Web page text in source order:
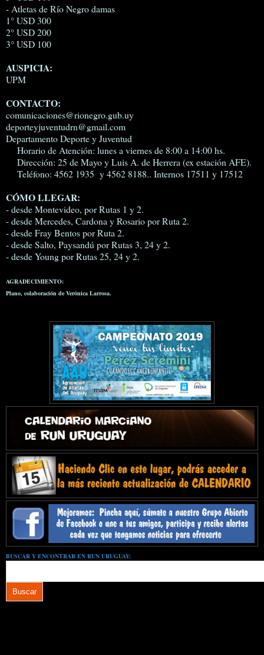
- Atletas de Río Negro damas
1° USD 300
2° USD 200
3° USD 100
AUSPICIA:
UPM
CONTACTO:
comunicaciones@rionegro.gub.uy
deporteyjuventudrn@gmail.com
Departamento Deporte y Juventud
Horario de Atención: lunes a viernes de 8:00 a 14:00 hs.
Dirección: 25 de Mayo y Luis A. de Herrera (ex estación AFE).
Teléfono: 4562 1935 y 4562 8188.. Internos 17511 y 17512
CÓMO LLEGAR:
- desde Montevideo, por Rutas 1 y 2.
- desde Mercedes, Cardona y Rosario por Ruta 2.
- desde Fray Bentos por Ruta 2.
- desde Salto, Paysandú por Rutas 3, 24 y 2.
- desde Young por Rutas 25, 24 y 2.
AGRADECIMIENTO:
Plano, colaboración de Verónica Larrosa.
BUSCAR Y ENCONTRAR EN RUN URUGUAY: